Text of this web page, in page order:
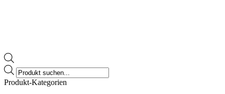
Products
search
Produkt-Kategorien